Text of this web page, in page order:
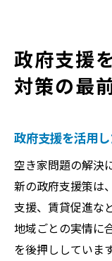
政府支援
対策の最
政府支援を活用
空き家問題の解決
新の政府支援策は
支援、賃貸促進な
地域ごとの実情に
を後押ししていま